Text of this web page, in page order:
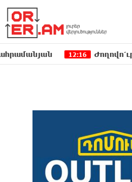
12:16 Ժողովո՛ւրդ,